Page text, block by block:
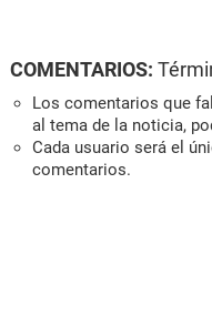
COMENTARIOS:
Los comentarios que
al tema de la noticia,
Cada usuario será el
comentarios.